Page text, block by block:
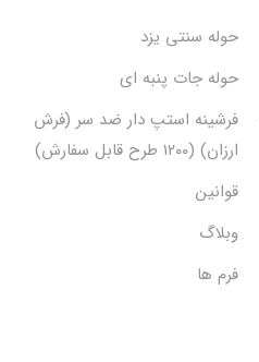
حوله سنتی یزد
حوله جات پنبه ای
فرشینه استپ دار ضد سر (فرش
ارزان) (۱۲۰۰ طرح قابل سفارش)
قوانین
وبلاگ
فرم ها